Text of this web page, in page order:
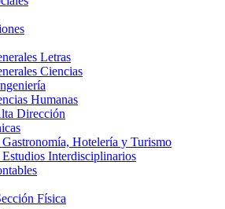
Letras
Ciencias
Humanas
Dirección
Gastronomía, Hotelería y Turismo
Estudios Interdisciplinarios
Física